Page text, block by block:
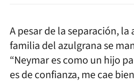
A pesar de la separación,
familia del azulgrana se
“Neymar es como un hijo
es de confianza, me cae